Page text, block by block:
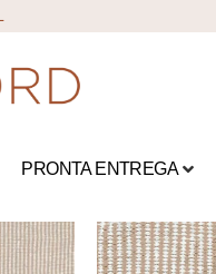
PRONTA ENTREGA